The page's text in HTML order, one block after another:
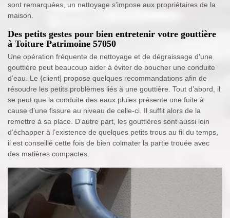
sont remarquées, un nettoyage s’impose aux propriétaires de la
maison.
Des petits gestes pour bien entretenir votre gouttière
à Toiture Patrimoine 57050
Une opération fréquente de nettoyage et de dégraissage d’une
gouttière peut beaucoup aider à éviter de boucher une conduite
d’eau. Le {client] propose quelques recommandations afin de
résoudre les petits problèmes liés à une gouttière. Tout d’abord, il
se peut que la conduite des eaux pluies présente une fuite à
cause d’une fissure au niveau de celle-ci. Il suffit alors de la
remettre à sa place. D’autre part, les gouttières sont aussi loin
d’échapper à l’existence de quelques petits trous au fil du temps,
il est conseillé cette fois de bien colmater la partie trouée avec
des matières compactes.